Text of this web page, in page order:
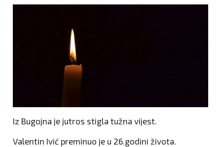
Iz Bugojna je jutros stigla tužna vijest.
Valentin Ivić preminuo je u 26.godini života.